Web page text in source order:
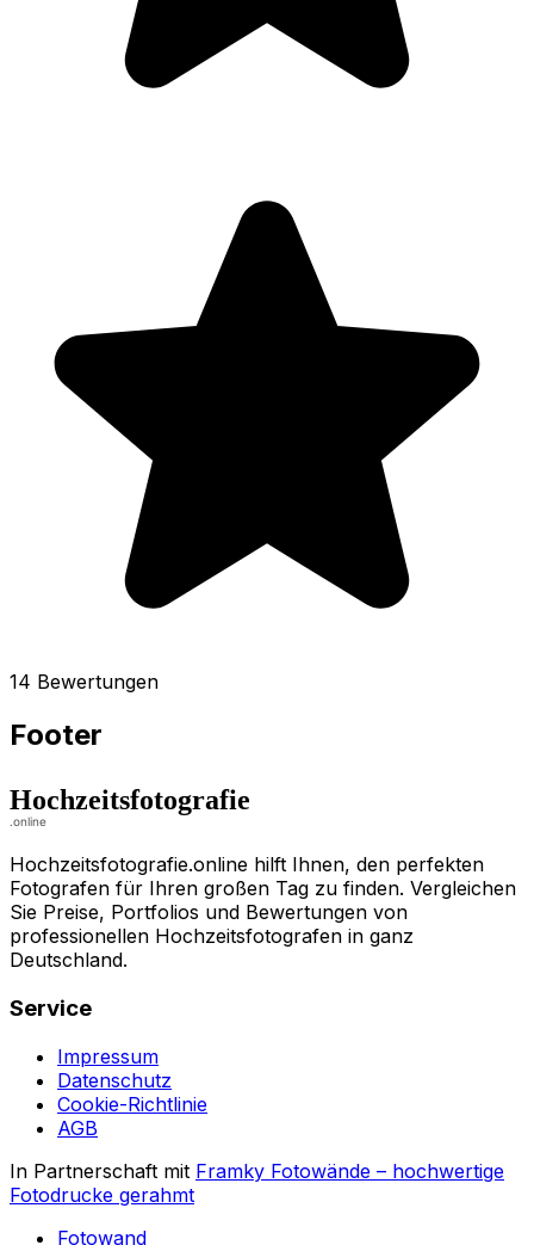
14 Bewertungen
Footer
Hochzeitsfotografie.online hilft Ihnen, den perfekten
Fotografen für Ihren großen Tag zu finden. Vergleichen
Sie Preise, Portfolios und Bewertungen von
professionellen Hochzeitsfotografen in ganz
Deutschland.
Service
Impressum
Datenschutz
Cookie-Richtlinie
AGB
In Partnerschaft mit Framky Fotowände – hochwertige
Fotodrucke gerahmt
Fotowand